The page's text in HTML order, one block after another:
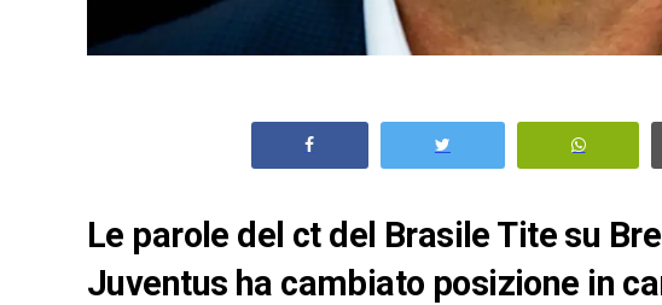
Le parole del ct del Brasile Tite su
Juventus ha cambiato posizione in